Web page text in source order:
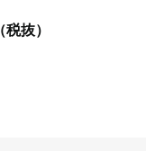
税抜）